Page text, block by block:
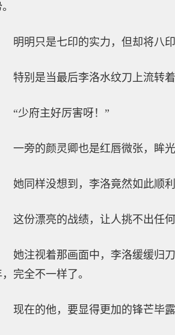
明明只是七印的实力，但却将八
特别是当最后李洛水纹刀上流转
“少府主好厉害呀！”
一旁的颜灵卿也是红唇微张，眸
她同样没想到，李洛竟然如此顺
这份漂亮的战绩，让人挑不出任何
她注视着那画面中，李洛缓缓归
完全不一样了。
现在的他，要显得更加的锋芒毕露